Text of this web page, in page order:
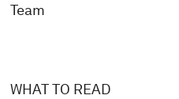
Team
WHAT TO READ